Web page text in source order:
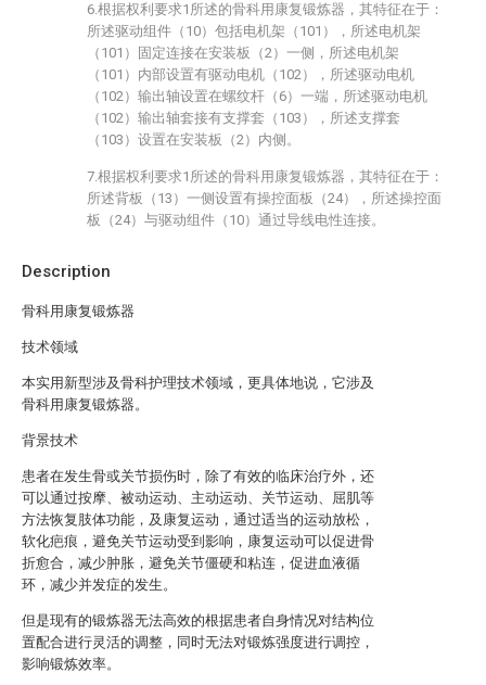
Description
骨科用康复锻炼器
技术领域
本实用新型涉及骨科护理技术领域，更具体地说，它涉及
骨科用康复锻炼器。
背景技术
患者在发生骨或关节损伤时，除了有效的临床治疗外，还
可以通过按摩、被动运动、主动运动、关节运动、屈肌等
方法恢复肢体功能，及康复运动，通过适当的运动放松，
软化疤痕，避免关节运动受到影响，康复运动可以促进骨
折愈合，减少肿胀，避免关节僵硬和粘连，促进血液循
环，减少并发症的发生。
但是现有的锻炼器无法高效的根据患者自身情况对结构位
置配合进行灵活的调整，同时无法对锻炼强度进行调控，
影响锻炼效率。
6.根据权利要求1所述的骨科用康复锻炼器，其特征在于：
所述驱动组件（10）包括电机架（101），所述电机架
（101）固定连接在安装板（2）一侧，所述电机架
（101）内部设置有驱动电机（102），所述驱动电机
（102）输出轴设置在螺纹杆（6）一端，所述驱动电机
（102）输出轴套接有支撑套（103），所述支撑套
（103）设置在安装板（2）内侧。
7.根据权利要求1所述的骨科用康复锻炼器，其特征在于：
所述背板（13）一侧设置有操控面板（24），所述操控面
板（24）与驱动组件（10）通过导线电性连接。